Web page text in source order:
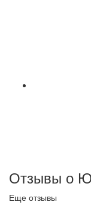
Отзывы о
Еще отзывы